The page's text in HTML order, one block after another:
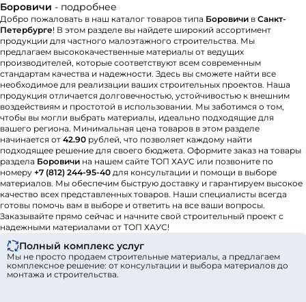
Боровичи - подробнее
Добро пожаловать в наш каталог товаров типа Боровичи в Санкт-
Петербурге! В этом разделе вы найдете широкий ассортимент
продукции для частного малоэтажного строительства. Мы
предлагаем высококачественные материалы от ведущих
производителей, которые соответствуют всем современным
стандартам качества и надежности. Здесь вы сможете найти все
необходимое для реализации ваших строительных проектов. Наша
продукция отличается долговечностью, устойчивостью к внешним
воздействиям и простотой в использовании. Мы заботимся о том,
чтобы вы могли выбрать материалы, идеально подходящие для
вашего региона. Минимальная цена товаров в этом разделе
начинается от 42.90 рублей, что позволяет каждому найти
подходящее решение для своего бюджета. Оформите заказ на товары
раздела Боровичи на нашем сайте ТОП ХАУС или позвоните по
номеру +7 (812) 244-95-40 для консультации и помощи в выборе
материалов. Мы обеспечим быструю доставку и гарантируем высокое
качество всех представленных товаров. Наши специалисты всегда
готовы помочь вам в выборе и ответить на все ваши вопросы.
Заказывайте прямо сейчас и начните свой строительный проект с
надежными материалами от ТОП ХАУС!
Полный комплекс услуг
Мы не просто продаем строительные материалы, а предлагаем
комплексное решение: от консультации и выбора материалов до
монтажа и строительства.